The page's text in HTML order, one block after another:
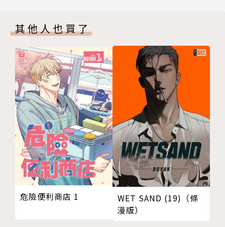
其他人也買了
危險便利商店 1
WET SAND (19)（條
漫版）